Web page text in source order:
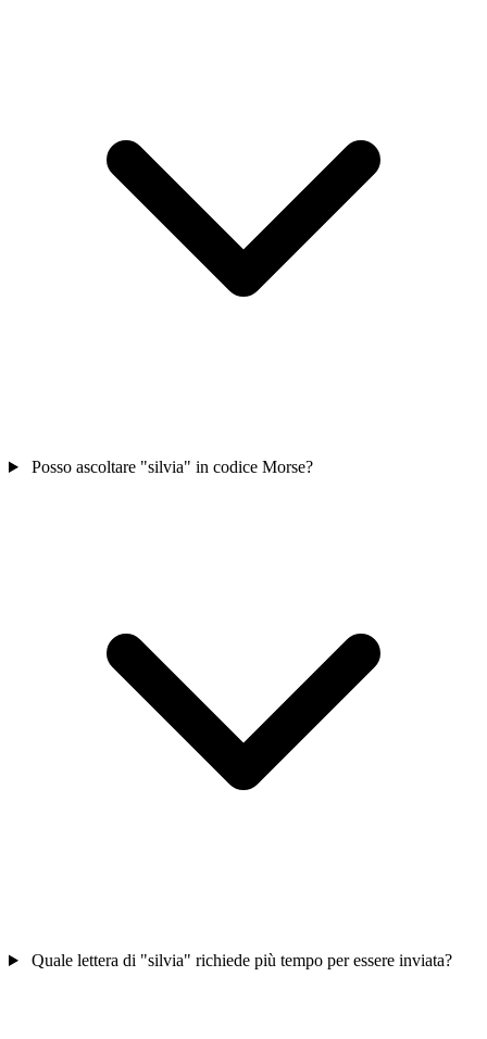
Posso ascoltare "silvia" in codice Morse?
Quale lettera di "silvia" richiede più tempo per essere inviata?